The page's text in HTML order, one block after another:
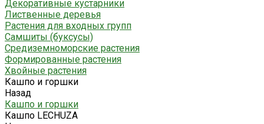
Декоративные кустарники
Лиственные деревья
Растения для входных групп
Самшиты (буксусы)
Средиземноморские растения
Формированные растения
Хвойные растения
Кашпо и горшки
Назад
Кашпо и горшки
Кашпо LECHUZA